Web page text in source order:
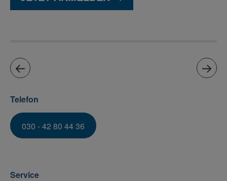
Telefon
030 - 42 80 44 36
Service